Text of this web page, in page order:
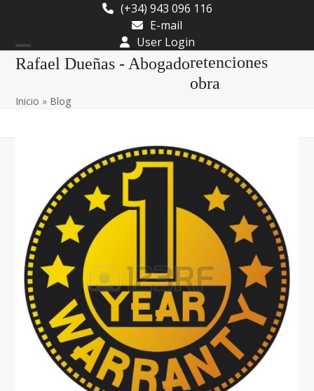
content
(+34) 943 096 116
E-mail
User Login
Rafael Dueñas - Abogado
Open
menu
Close
menu
retenciones
obra
Inicio » Blog